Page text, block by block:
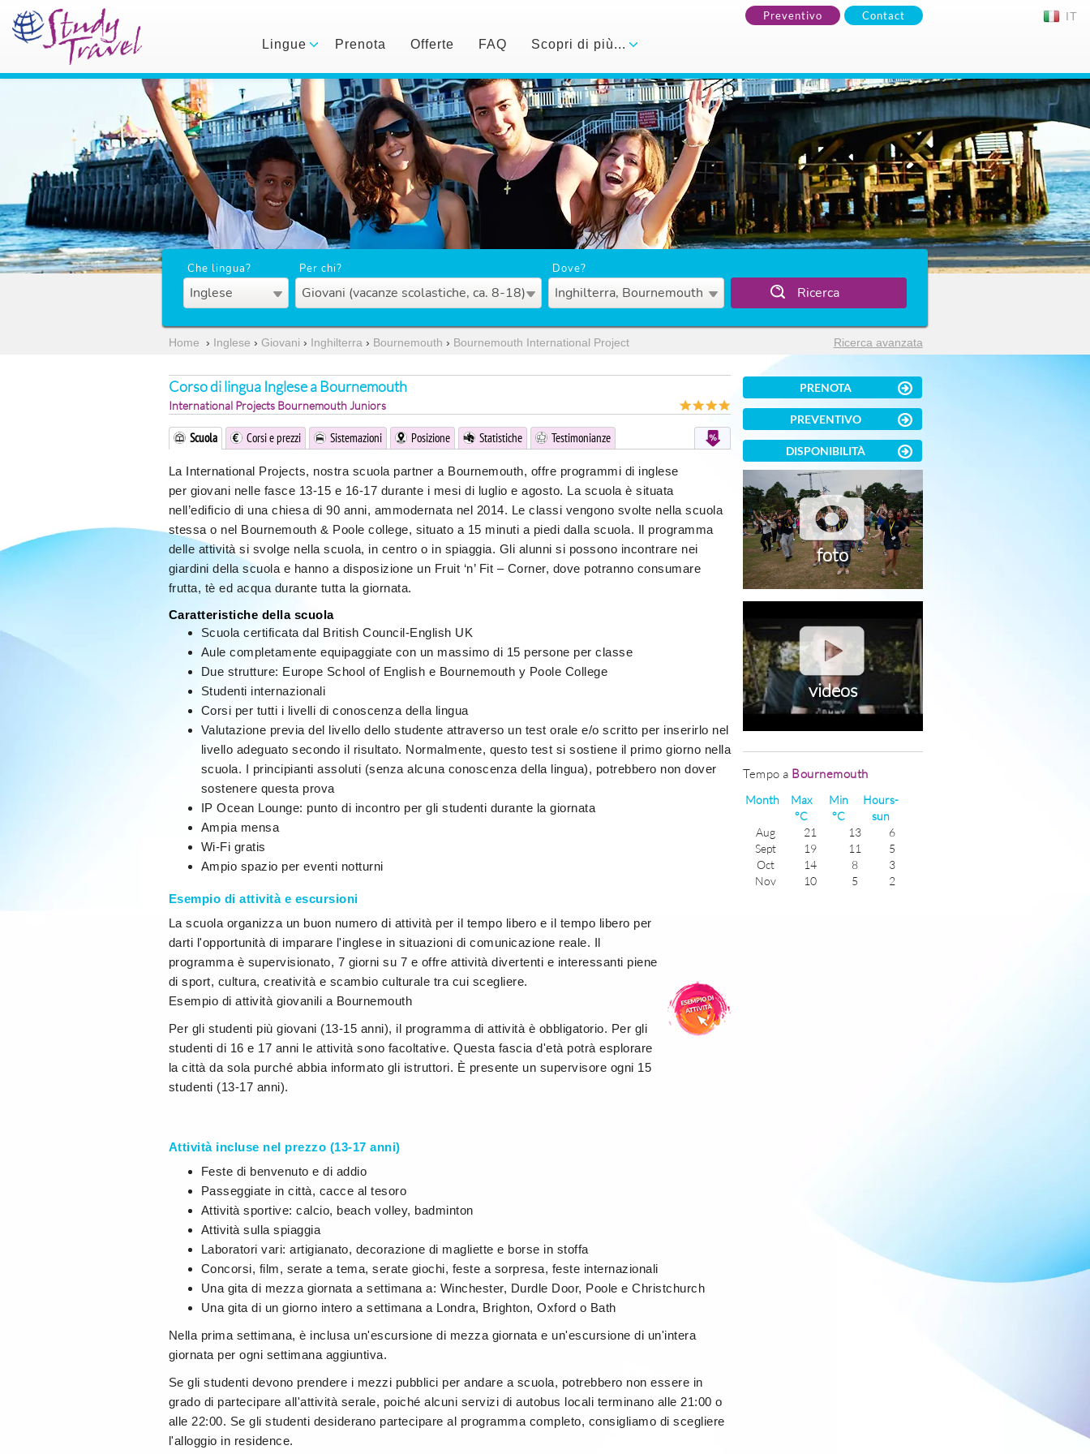
Preventivo Contact IT
Lingue Prenota Offerte FAQ Scopri di più...
Che lingua?
Inglese
Per chi?
Giovani (vacanze scolastiche, ca. 8-18)
Dove?
Inghilterra, Bournemouth Ricerca
Home › Inglese › Giovani › Inghilterra › Bournemouth › Bournemouth International Project Ricerca avanzata
Corso di lingua Inglese a Bournemouth
International Projects Bournemouth Juniors
Scuola Corsi e prezzi Sistemazioni Posizione Statistiche Testimonianze
La International Projects, nostra scuola partner a Bournemouth, offre programmi di inglese
per giovani nelle fasce 13-15 e 16-17 durante i mesi di luglio e agosto. La scuola è situata
nell’edificio di una chiesa di 90 anni, ammodernata nel 2014. Le classi vengono svolte nella scuola
stessa o nel Bournemouth & Poole college, situato a 15 minuti a piedi dalla scuola. Il programma
delle attività si svolge nella scuola, in centro o in spiaggia. Gli alunni si possono incontrare nei
giardini della scuola e hanno a disposizione un Fruit ‘n’ Fit – Corner, dove potranno consumare
frutta, tè ed acqua durante tutta la giornata.
Caratteristiche della scuola
Scuola certificata dal British Council-English UK
Aule completamente equipaggiate con un massimo di 15 persone per classe
Due strutture: Europe School of English e Bournemouth y Poole College
Studenti internazionali
Corsi per tutti i livelli di conoscenza della lingua
Valutazione previa del livello dello studente attraverso un test orale e/o scritto per inserirlo nel
livello adeguato secondo il risultato. Normalmente, questo test si sostiene il primo giorno nella
scuola. I principianti assoluti (senza alcuna conoscenza della lingua), potrebbero non dover
sostenere questa prova
IP Ocean Lounge: punto di incontro per gli studenti durante la giornata
Ampia mensa
Wi-Fi gratis
Ampio spazio per eventi notturni
Esempio di attività e escursioni
La scuola organizza un buon numero di attività per il tempo libero e il tempo libero per
darti l'opportunità di imparare l'inglese in situazioni di comunicazione reale. Il
programma è supervisionato, 7 giorni su 7 e offre attività divertenti e interessanti piene
di sport, cultura, creatività e scambio culturale tra cui scegliere.
Esempio di attività giovanili a Bournemouth
Per gli studenti più giovani (13-15 anni), il programma di attività è obbligatorio. Per gli
studenti di 16 e 17 anni le attività sono facoltative. Questa fascia d'età potrà esplorare
la città da sola purché abbia informato gli istruttori. È presente un supervisore ogni 15
studenti (13-17 anni).
Attività incluse nel prezzo (13-17 anni)
Feste di benvenuto e di addio
Passeggiate in città, cacce al tesoro
Attività sportive: calcio, beach volley, badminton
Attività sulla spiaggia
Laboratori vari: artigianato, decorazione di magliette e borse in stoffa
Concorsi, film, serate a tema, serate giochi, feste a sorpresa, feste internazionali
Una gita di mezza giornata a settimana a: Winchester, Durdle Door, Poole e Christchurch
Una gita di un giorno intero a settimana a Londra, Brighton, Oxford o Bath
Nella prima settimana, è inclusa un'escursione di mezza giornata e un'escursione di un'intera
giornata per ogni settimana aggiuntiva.
Se gli studenti devono prendere i mezzi pubblici per andare a scuola, potrebbero non essere in
grado di partecipare all'attività serale, poiché alcuni servizi di autobus locali terminano alle 21:00 o
alle 22:00. Se gli studenti desiderano partecipare al programma completo, consigliamo di scegliere
l'alloggio in residence.
PRENOTA
PREVENTIVO
DISPONIBILITÀ
foto
videos
Tempo a Bournemouth
Month
Max
°C
Min
°C
Hours-
sun
Aug
21 13
6
Sept
19 11
5
Oct
14 8
3
Nov
10 5
2